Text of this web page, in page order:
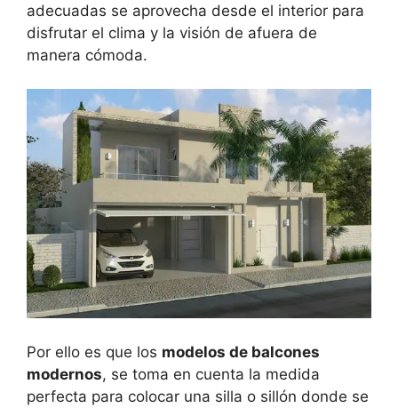
adecuadas se aprovecha desde el interior para
disfrutar el clima y la visión de afuera de
manera cómoda.
Por ello es que los modelos de balcones
modernos, se toma en cuenta la medida
perfecta para colocar una silla o sillón donde se